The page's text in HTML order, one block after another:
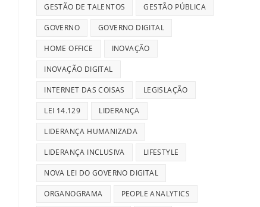
GESTÃO DE TALENTOS GESTÃO PÚBLICA
GOVERNO GOVERNO DIGITAL
HOME OFFICE INOVAÇÃO
INOVAÇÃO DIGITAL
INTERNET DAS COISAS LEGISLAÇÃO
LEI 14.129 LIDERANÇA
LIDERANÇA HUMANIZADA
LIDERANÇA INCLUSIVA LIFESTYLE
NOVA LEI DO GOVERNO DIGITAL
ORGANOGRAMA PEOPLE ANALYTICS